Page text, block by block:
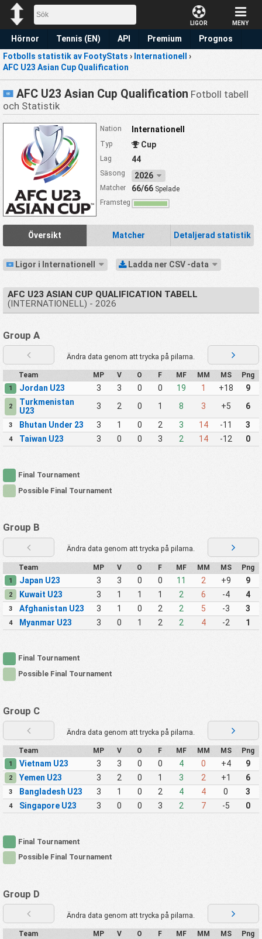
LIGOR MENY
Hörnor Tennis (EN) API Premium
Prognos
Fotbolls statistik av FootyStats › Internationell
›
AFC U23 Asian Cup Qualification
AFC U23 Asian Cup Qualification Fotboll tabell
och Statistik
Nation Internationell
Typ Cup
Lag 44
Säsong 2026
Matcher 66/66Spelade
Framsteg
Översikt Matcher Detaljerad statistik
Ligor i Internationell Ladda ner CSV -data
AFC U23 ASIAN CUP QUALIFICATION TABELL
(INTERNATIONELL) - 2026
Group A
Ändra data genom att trycka på pilarna.
Team MP V O F MF MM MS Png
1 Jordan U23 3 3 0 0 19 1 +18 9
2
Turkmenistan
U23
3 2 0 1 8 3 +5 6
3 Bhutan Under 23 3 1 0 2 3 14 -11 3
4 Taiwan U23 3 0 0 3 2 14 -12 0
Final Tournament
Possible Final Tournament
Group B
Ändra data genom att trycka på pilarna.
Team MP V O F MF MM MS Png
1 Japan U23 3 3 0 0 11 2 +9 9
2 Kuwait U23 3 1 1 1 2 6 -4 4
3 Afghanistan U23 3 1 0 2 2 5 -3 3
4 Myanmar U23 3 0 1 2 2 4 -2 1
Final Tournament
Possible Final Tournament
Group C
Ändra data genom att trycka på pilarna.
Team MP V O F MF MM MS Png
1 Vietnam U23 3 3 0 0 4 0 +4 9
2 Yemen U23 3 2 0 1 3 2 +1 6
3 Bangladesh U23 3 1 0 2 4 4 0 3
4 Singapore U23 3 0 0 3 2 7 -5 0
Final Tournament
Possible Final Tournament
Group D
Ändra data genom att trycka på pilarna.
Team MP V O F MF MM MS Png